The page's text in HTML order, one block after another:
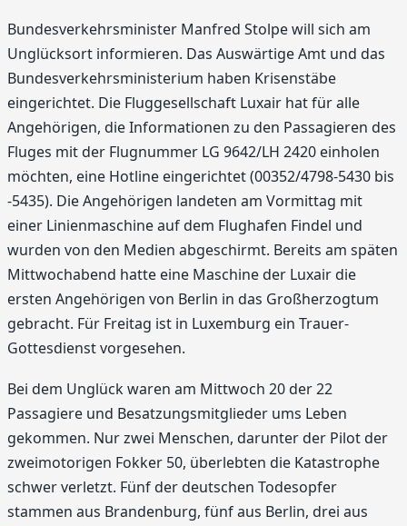
Bundesverkehrsminister Manfred Stolpe will sich am
Unglücksort informieren. Das Auswärtige Amt und das
Bundesverkehrsministerium haben Krisenstäbe
eingerichtet. Die Fluggesellschaft Luxair hat für alle
Angehörigen, die Informationen zu den Passagieren des
Fluges mit der Flugnummer LG 9642/LH 2420 einholen
möchten, eine Hotline eingerichtet (00352/4798-5430 bis
-5435). Die Angehörigen landeten am Vormittag mit
einer Linienmaschine auf dem Flughafen Findel und
wurden von den Medien abgeschirmt. Bereits am späten
Mittwochabend hatte eine Maschine der Luxair die
ersten Angehörigen von Berlin in das Großherzogtum
gebracht. Für Freitag ist in Luxemburg ein Trauer-
Gottesdienst vorgesehen.
Bei dem Unglück waren am Mittwoch 20 der 22
Passagiere und Besatzungsmitglieder ums Leben
gekommen. Nur zwei Menschen, darunter der Pilot der
zweimotorigen Fokker 50, überlebten die Katastrophe
schwer verletzt. Fünf der deutschen Todesopfer
stammen aus Brandenburg, fünf aus Berlin, drei aus